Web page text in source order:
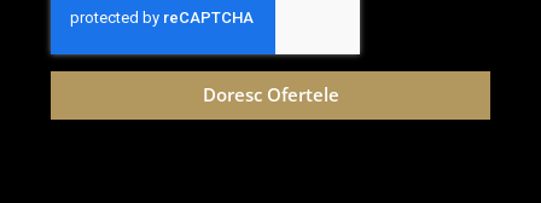
Doresc Ofertele